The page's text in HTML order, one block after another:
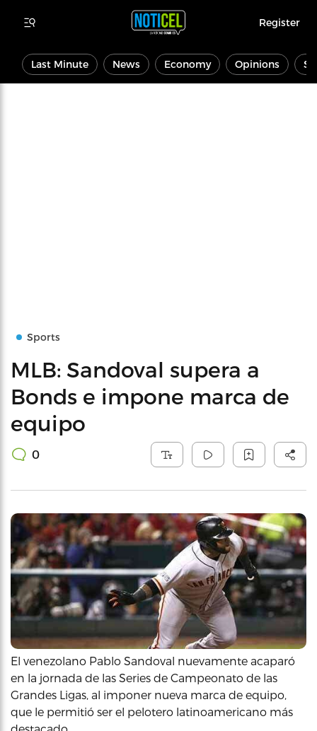
Register
Last Minute News Economy Opinions
Sports
MLB: Sandoval supera a
Bonds e impone marca de
equipo
0
El venezolano Pablo Sandoval nuevamente acaparó
en la jornada de las Series de Campeonato de las
Grandes Ligas, al imponer nueva marca de equipo,
que le permitió ser el pelotero latinoamericano más